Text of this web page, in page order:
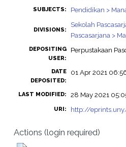
SUBJECTS: Pendidikan >
DIVISIONS:
Sekolah
Pascasarjana >
DEPOSITING
USER:
Perpustakaan
DATE
DEPOSITED:
01 Apr 2021
LAST MODIFIED: 28 May 2021
URI: http://
Actions (login required)